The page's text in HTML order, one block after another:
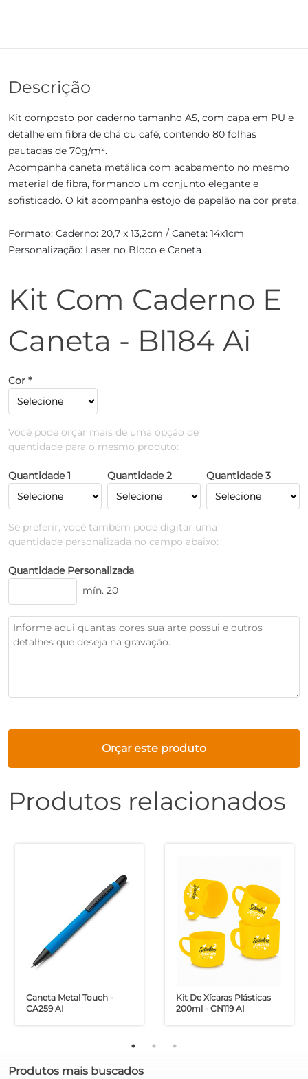
Descrição
Kit composto por caderno tamanho A5, com capa em PU e
detalhe em fibra de chá ou café, contendo 80 folhas
pautadas de 70g/m².
Acompanha caneta metálica com acabamento no mesmo
material de fibra, formando um conjunto elegante e
sofisticado. O kit acompanha estojo de papelão na cor preta.
Formato: Caderno: 20,7 x 13,2cm / Caneta: 14x1cm
Personalização: Laser no Bloco e Caneta
Kit Com Caderno E
Caneta - Bl184 Ai
Cor *
Você pode orçar mais de uma opção de
quantidade para o mesmo produto:
Quantidade 1 Quantidade 2 Quantidade 3
Se preferir, você também pode digitar uma
quantidade personalizada no campo abaixo:
Quantidade Personalizada
mín. 20
Orçar este produto
Produtos relacionados
Caneta Metal Touch -
CA259 AI
Kit De Xícaras Plásticas
200ml - CN119 AI
Produtos mais buscados